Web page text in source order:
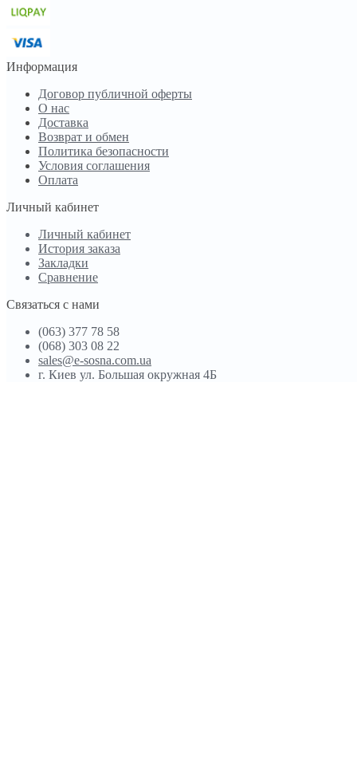
Информация
Договор публичной оферты
О нас
Доставка
Возврат и обмен
Политика безопасности
Условия соглашения
Оплата
Личный кабинет
Личный кабинет
История заказа
Закладки
Сравнение
Связаться с нами
(063) 377 78 58
(068) 303 08 22
sales@e-sosna.com.ua
г. Киев ул. Большая окружная 4Б